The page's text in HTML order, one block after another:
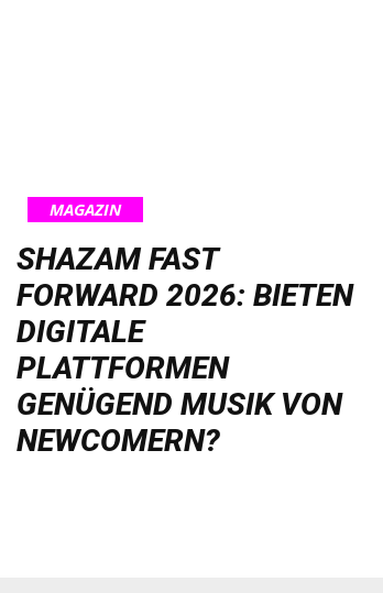
MAGAZIN
SHAZAM FAST
FORWARD 2026: BIETEN
DIGITALE
PLATTFORMEN
GENÜGEND MUSIK VON
NEWCOMERN?